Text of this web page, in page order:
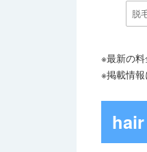
※最新の
※掲載情報